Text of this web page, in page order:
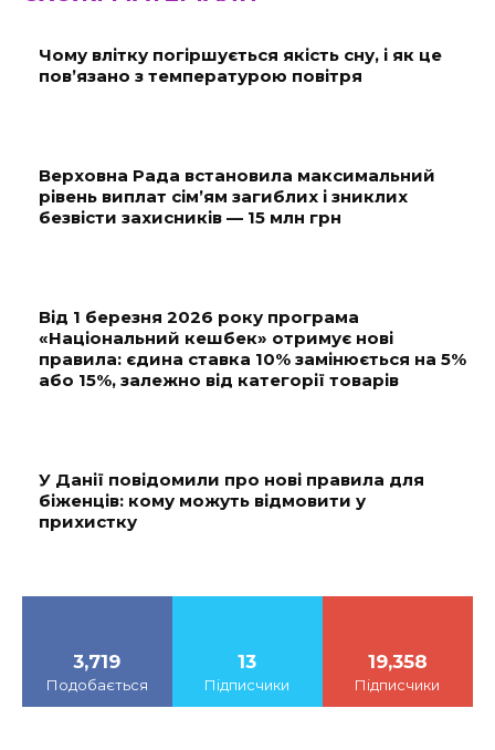
Чому влітку погіршується якість сну, і як це
пов’язано з температурою повітря
Верховна Рада встановила максимальний
рівень виплат сім’ям загиблих і зниклих
безвісти захисників — 15 млн грн
Від 1 березня 2026 року програма
«Національний кешбек» отримує нові
правила: єдина ставка 10% замінюється на 5%
або 15%, залежно від категорії товарів
У Данії повідомили про нові правила для
біженців: кому можуть відмовити у
прихистку
3,719
Подобається
13
Підписчики
19,358
Підписчики